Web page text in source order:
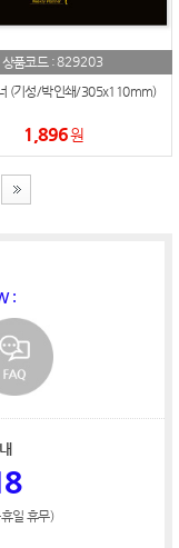
상품코드 :829203
(기성/박인쇄/305x110mm)
1,896원
:
일 휴무)